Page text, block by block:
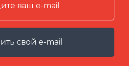
свой e-mail